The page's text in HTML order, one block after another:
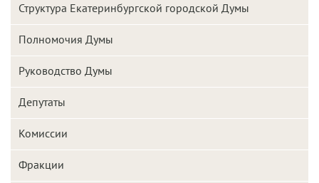
Структура Екатеринбургской городской Думы
Полномочия Думы
Руководство Думы
Депутаты
Комиссии
Фракции